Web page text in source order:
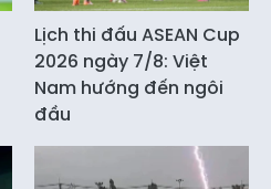
Lịch thi đấu ASEAN Cup
2026 ngày 7/8: Việt
Nam hướng đến ngôi
đầu